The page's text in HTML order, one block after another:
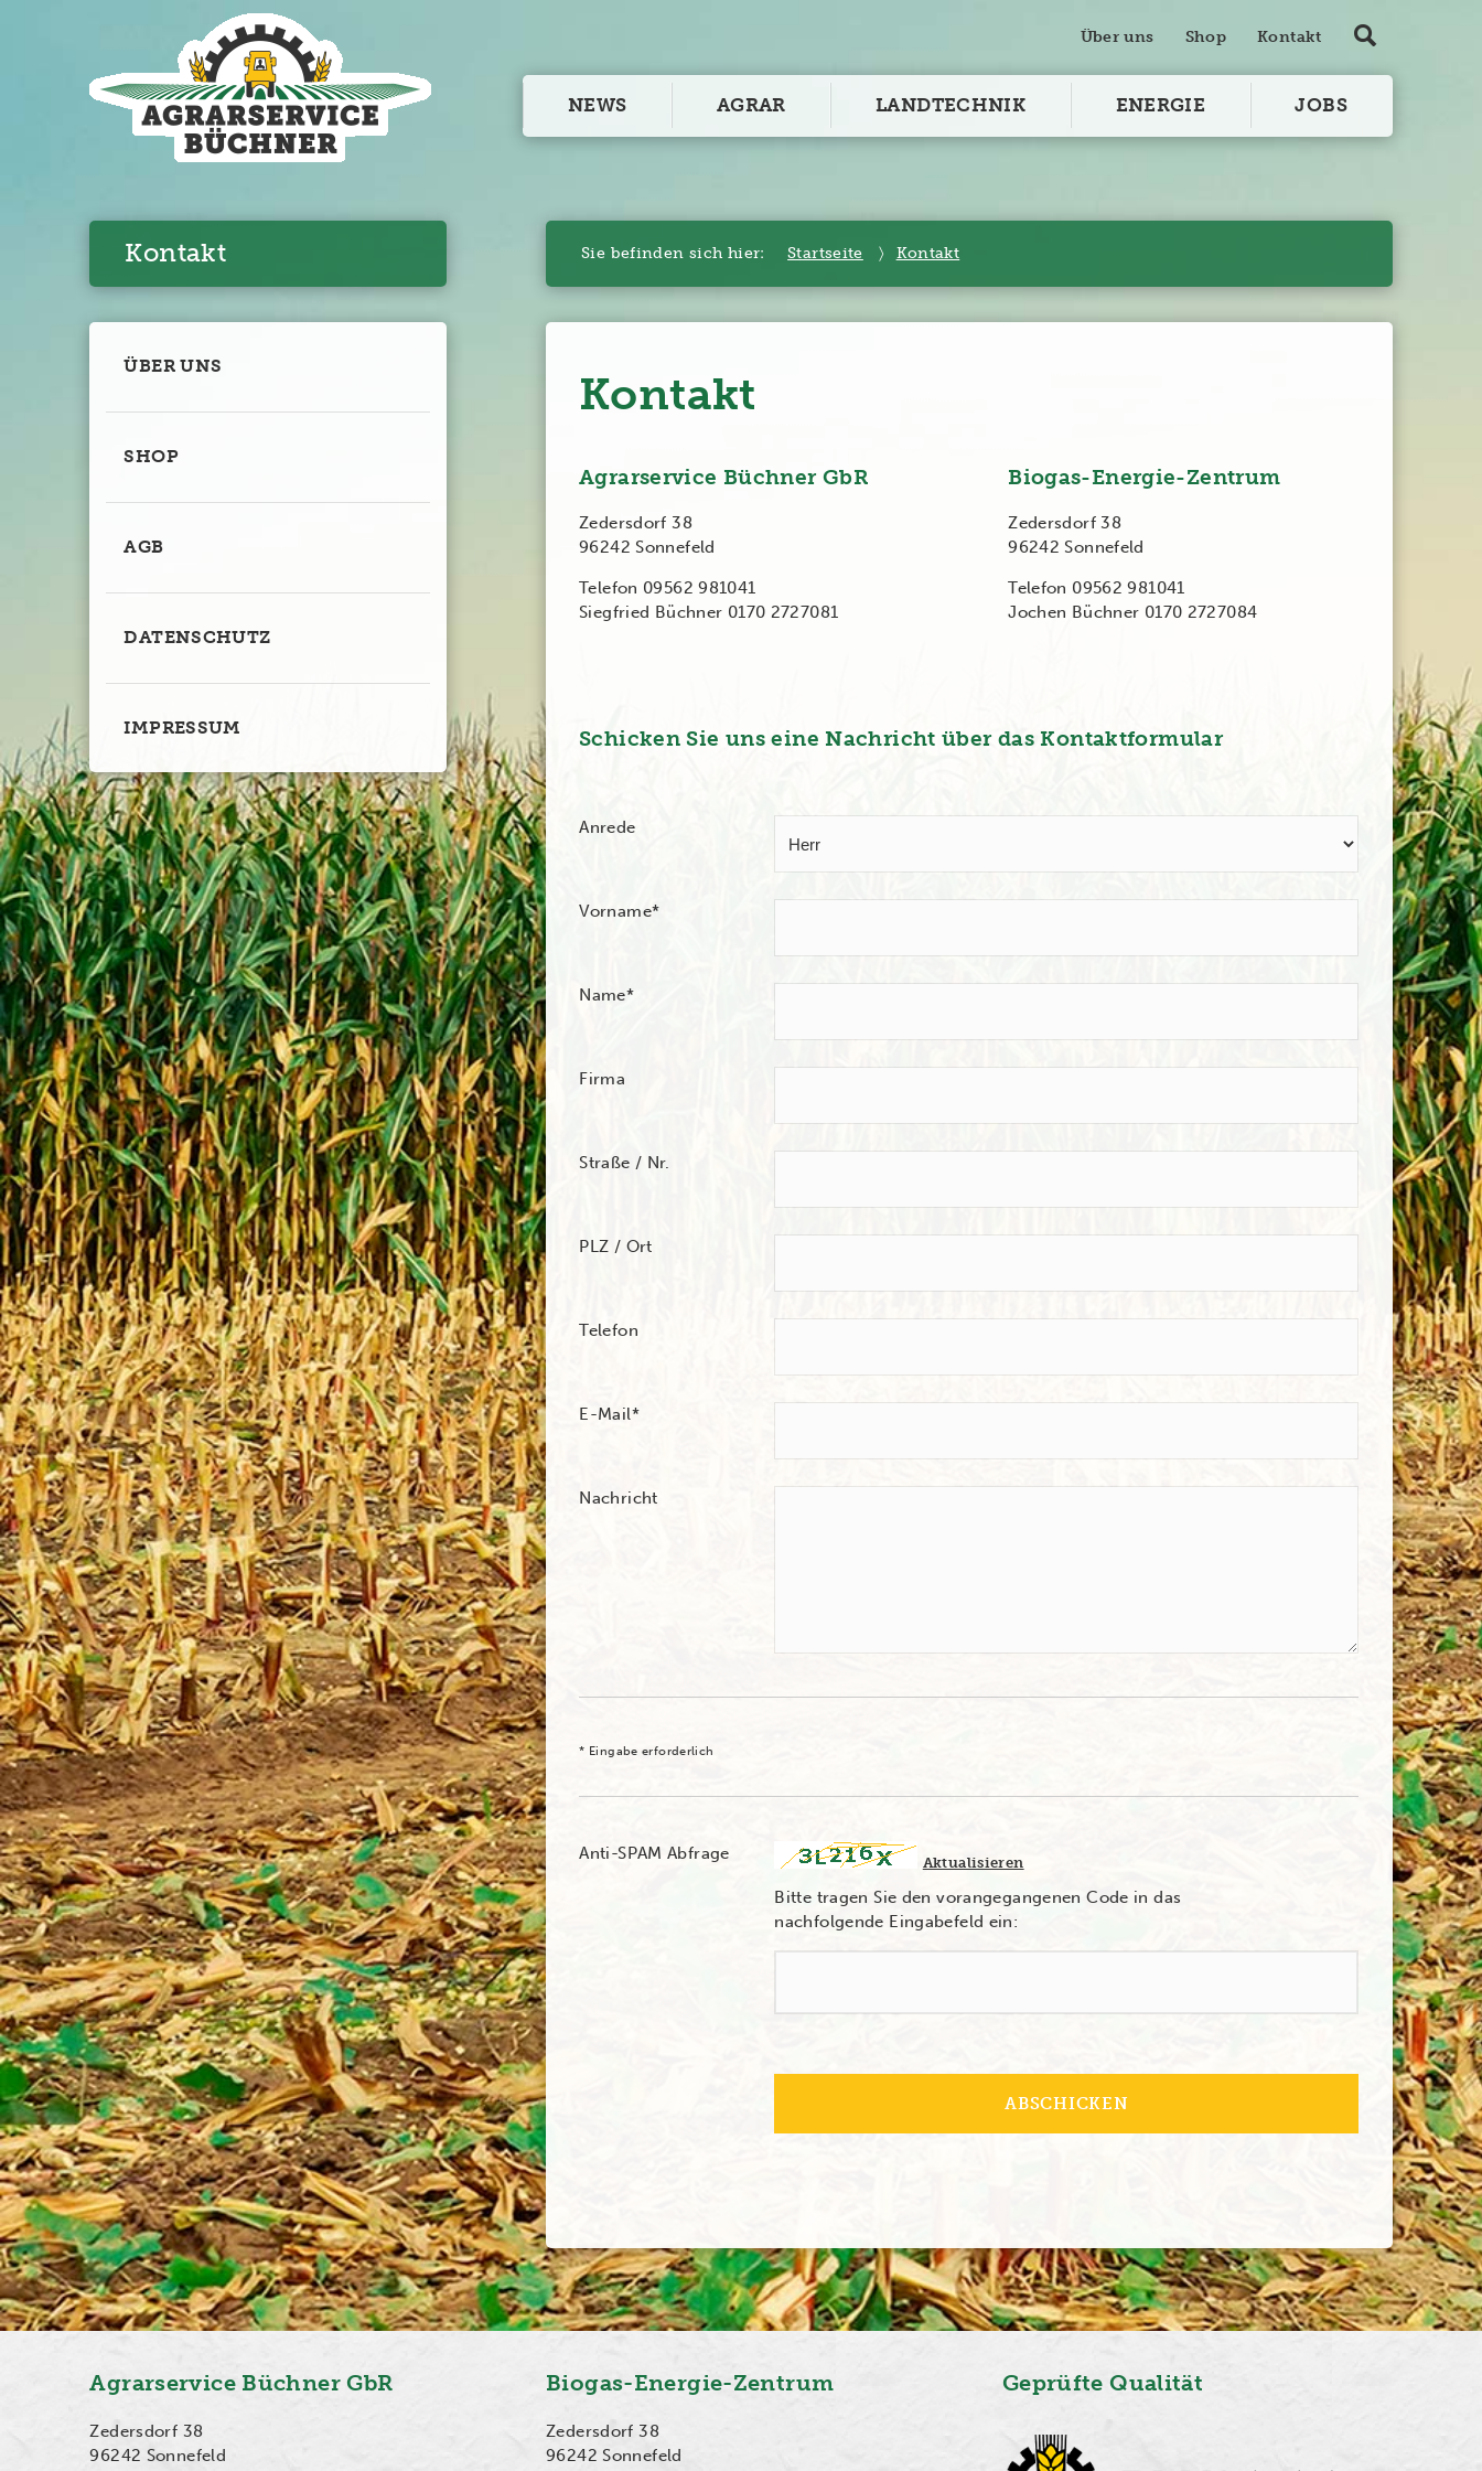
Über uns Shop Kontakt
Suche
NEWS AGRAR LANDTECHNIK ENERGIE JOBS
Kontakt
ÜBER UNS
SHOP
AGB
DATENSCHUTZ
IMPRESSUM
Sie befinden sich hier: Startseite Kontakt
Kontakt
Agrarservice Büchner GbR
Zedersdorf 38
96242 Sonnefeld
Telefon 09562 981041
Siegfried Büchner 0170 2727081
Biogas-Energie-Zentrum
Zedersdorf 38
96242 Sonnefeld
Telefon 09562 981041
Jochen Büchner 0170 2727084
Schicken Sie uns eine Nachricht über das Kontaktformular
Anrede
Vorname*
Name*
Firma
Straße / Nr.
PLZ / Ort
Telefon
E-Mail*
Nachricht
* Eingabe erforderlich
Anti-SPAM Abfrage Aktualisieren
Bitte tragen Sie den vorangegangenen Code in das
nachfolgende Eingabefeld ein:
ABSCHICKEN
Agrarservice Büchner GbR
Zedersdorf 38
96242 Sonnefeld
Biogas-Energie-Zentrum
Zedersdorf 38
96242 Sonnefeld
Geprüfte Qualität